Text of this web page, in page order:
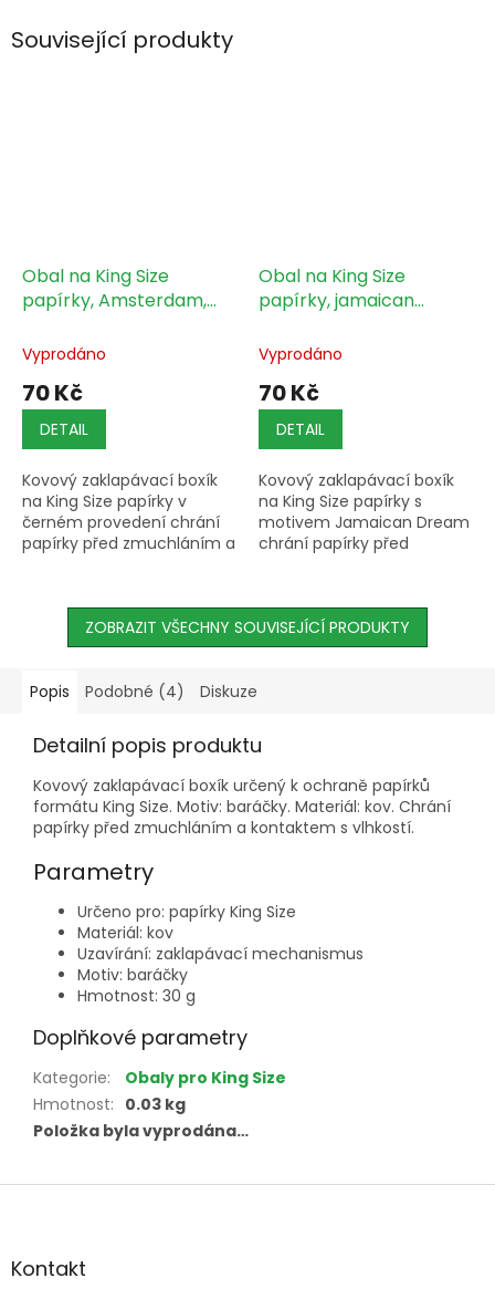
Související produkty
Obal na King Size
papírky, Amsterdam,
Vyprodáno
70 Kč
DETAIL
Kovový zaklapávací boxík
na King Size papírky v
černém provedení chrání
papírky před zmuchláním a
Obal na King Size
papírky, jamaican
Vyprodáno
70 Kč
DETAIL
Kovový zaklapávací boxík
na King Size papírky s
motivem Jamaican Dream
chrání papírky před
ZOBRAZIT VŠECHNY SOUVISEJÍCÍ PRODUKTY
Popis Podobné (4) Diskuze
Detailní popis produktu
Kovový zaklapávací boxík určený k ochraně papírků
formátu King Size. Motiv: baráčky. Materiál: kov. Chrání
papírky před zmuchláním a kontaktem s vlhkostí.
Parametry
Určeno pro: papírky King Size
Materiál: kov
Uzavírání: zaklapávací mechanismus
Motiv: baráčky
Hmotnost: 30 g
Doplňkové parametry
Kategorie:
Obaly pro King Size
Hmotnost: 0.03 kg
Položka byla vyprodána…
Z
aKontakt